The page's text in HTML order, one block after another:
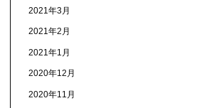
2021年3月
2021年2月
2021年1月
2020年12月
2020年11月